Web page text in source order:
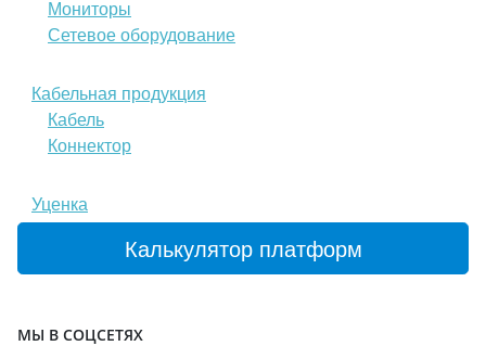
Мониторы
Сетевое оборудование
Кабельная продукция
Кабель
Коннектор
Уценка
Калькулятор платформ
МЫ В СОЦСЕТЯХ